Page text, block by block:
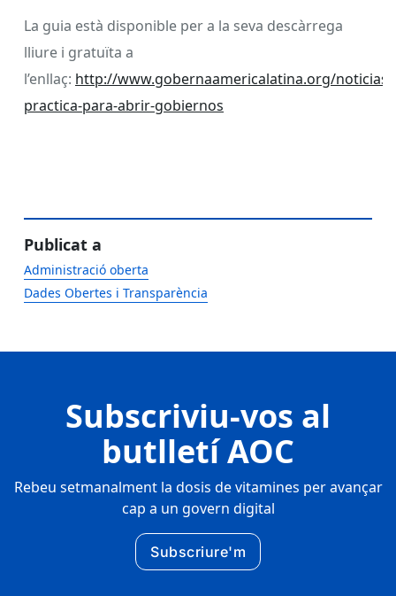
La guia està disponible per a la seva descàrrega
lliure i gratuïta a
l’enllaç: http://www.gobernaamericalatina.org/
practica-para-abrir-gobiernos
Publicat a
Administració oberta
Dades Obertes i Transparència
Subscriviu-vos al
butlletí AOC
Rebeu setmanalment la dosis de vitamines per avançar
cap a un govern digital
Subscriure'm